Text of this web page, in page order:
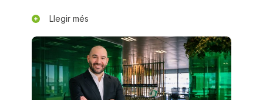
Llegir més